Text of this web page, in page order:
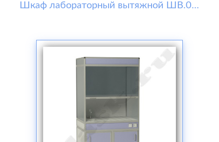
Шкаф лабораторный вытяжной ШВ.02.01 А